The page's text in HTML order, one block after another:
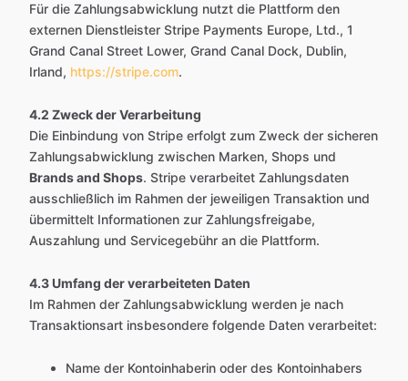
Für die Zahlungsabwicklung nutzt die Plattform den
externen Dienstleister Stripe Payments Europe, Ltd., 1
Grand Canal Street Lower, Grand Canal Dock, Dublin,
Irland, https://stripe.com.
4.2 Zweck der Verarbeitung
Die Einbindung von Stripe erfolgt zum Zweck der sicheren
Zahlungsabwicklung zwischen Marken, Shops und
Brands and Shops. Stripe verarbeitet Zahlungsdaten
ausschließlich im Rahmen der jeweiligen Transaktion und
übermittelt Informationen zur Zahlungsfreigabe,
Auszahlung und Servicegebühr an die Plattform.
4.3 Umfang der verarbeiteten Daten
Im Rahmen der Zahlungsabwicklung werden je nach
Transaktionsart insbesondere folgende Daten verarbeitet:
Name der Kontoinhaberin oder des Kontoinhabers